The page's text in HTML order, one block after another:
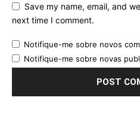
Save my name, email, and
next time I comment.
Notifique-me sobre novos
Notifique-me sobre novas